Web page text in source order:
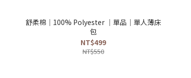
舒柔棉｜100% Polyester ｜單品｜單人薄床
包
NT$499
NT$550